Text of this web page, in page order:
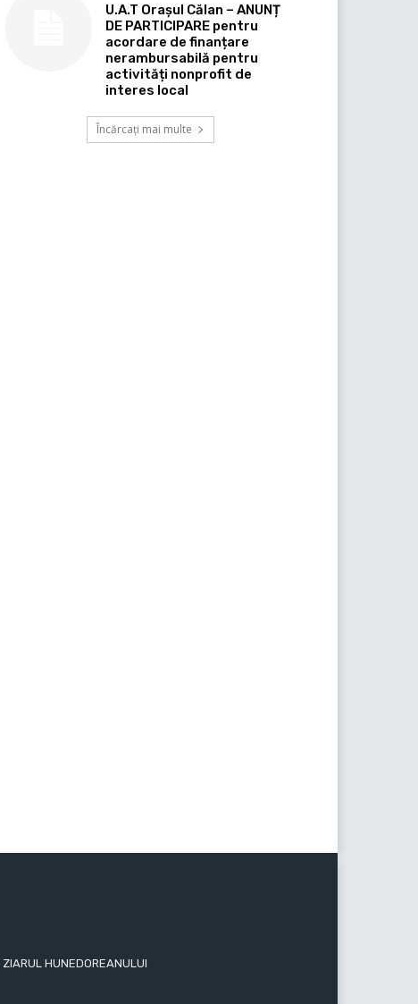
U.A.T Orașul Călan – ANUNȚ
DE PARTICIPARE pentru
acordare de finanțare
nerambursabilă pentru
activități nonprofit de
interes local
Încărcați mai multe
HUNEDOREANULUI